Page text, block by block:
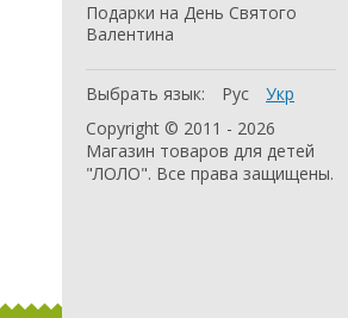
Подарки на День Святого
Валентина
Выбрать язык: Рус
Укр
Copyright © 2011 - 2026
Магазин товаров для детей
"ЛОЛО". Все права защищены.